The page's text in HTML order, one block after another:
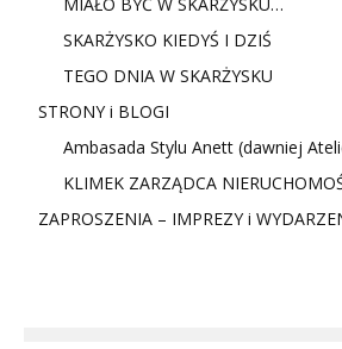
SKARŻYSKO KIEDYŚ I DZIŚ
TEGO DNIA W SKARŻYSKU
STRONY i BLOGI
Ambasada Stylu Anett (dawniej
KLIMEK ZARZĄDCA
ZAPROSZENIA – IMPREZY i